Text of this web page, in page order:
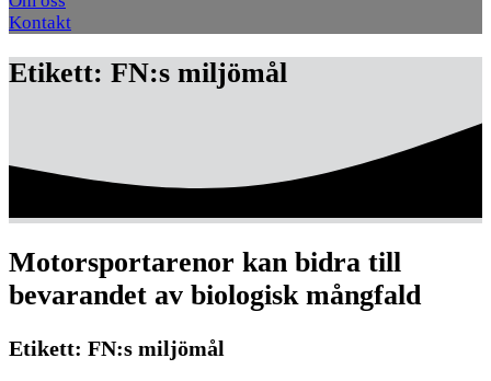
Kontakt
Etikett: FN:s miljömål
Motorsportarenor kan bidra till
bevarandet av biologisk mångfald
Etikett: FN:s miljömål